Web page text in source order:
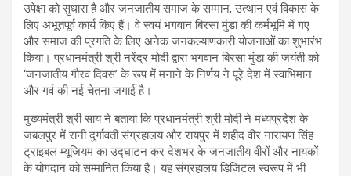
उपेक्षा को सुधारा है और जनजातीय समाज के सम्मान, उत्थान एवं विकास के
लिए अभूतपूर्व कार्य किए हैं। वे स्वयं भगवान बिरसा मुंडा की कर्मभूमि में गए
और समाज की प्रगति के लिए अनेक जनकल्याणकारी योजनाओं का शुभारंभ
किया। प्रधानमंत्री श्री नरेंद्र मोदी द्वारा भगवान बिरसा मुंडा की जयंती को
‘जनजातीय गौरव दिवस’ के रूप में मनाने के निर्णय ने पूरे देश में स्वाभिमान
और गर्व की नई चेतना जगाई है।
मुख्यमंत्री श्री साय ने बताया कि प्रधानमंत्री श्री मोदी ने मध्यप्रदेश के
जबलपुर में रानी दुर्गावती संग्रहालय और रायपुर में शहीद वीर नारायण सिंह
ट्राइबल म्यूजियम का उद्घाटन कर देशभर के जनजातीय वीरों और नायकों
के योगदान को सम्मानित किया है। यह संग्रहालय डिजिटल स्वरूप में भी